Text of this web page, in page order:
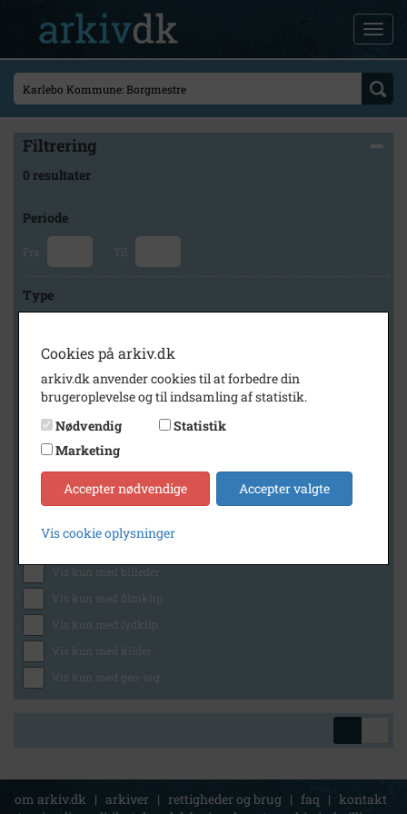
Filtrering
0 resultater
Periode
Fra Til
Type
Arkiv
Fredensborg
Generelt
Vis kun med billeder
Vis kun med filmklip
Vis kun med lydklip
Vis kun med kilder
Vis kun med geo-tag
om arkiv.dk | arkiver | rettigheder og brug | faq | kontakt
Cookies på arkiv.dk
arkiv.dk anvender cookies til at forbedre din
brugeroplevelse og til indsamling af statistik.
Nødvendig
Statistik
Marketing
Accepter nødvendige Accepter valgte
Vis cookie oplysninger